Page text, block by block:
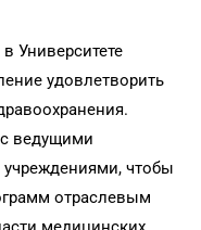
Университете
удовлетворить
с ведущими
чтобы
отраслевым